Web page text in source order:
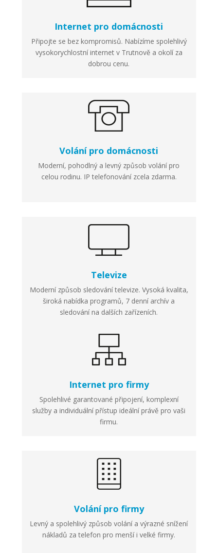
Internet pro domácnosti
Připojte se bez kompromisů. Nabízíme spolehlivý
vysokorychlostní internet v Trutnově a okolí za
dobrou cenu.
Volání pro domácnosti
Moderní, pohodlný a levný způsob volání pro
celou rodinu. IP telefonování zcela zdarma.
Televize
Moderní způsob sledování televize. Vysoká kvalita,
široká nabídka programů, 7 denní archív a
sledování na dalších zařízeních.
Internet pro firmy
Spolehlivé garantované připojení, komplexní
služby a individuální přístup ideální právě pro vaši
firmu.
Volání pro firmy
Levný a spolehlivý způsob volání a výrazné snížení
nákladů za telefon pro menší i velké firmy.